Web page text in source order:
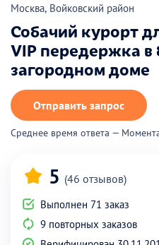
Москва, Войковский район
Собачий курорт
VIP передержка
загородном доме
Отправить запрос
Среднее время ответа —
5 (46 отзывов)
Выполнен 71 заказ
9 повторных заказов